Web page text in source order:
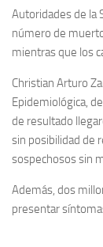
Autoridades de la
número de
mientras que los
Christian Arturo
Epidemiológica,
de resultado
sin posibilidad de
sospechosos sin
Además, dos
presentar